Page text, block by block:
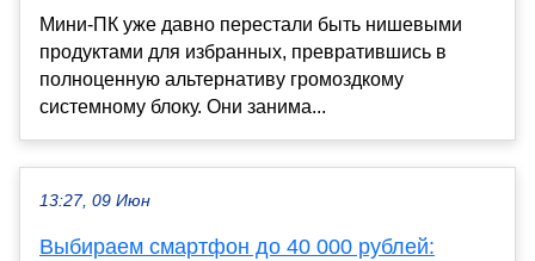
Мини-ПК уже давно перестали быть нишевыми
продуктами для избранных, превратившись в
полноценную альтернативу громоздкому
системному блоку. Они занима...
13:27, 09 Июн
Выбираем смартфон до 40 000 рублей: